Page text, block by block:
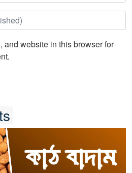
and website in this browser for